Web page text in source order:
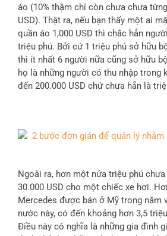
áo (10% thậm chí còn chưa chưa
USD). Thật ra, nếu bạn thấy một ai
quần áo 1,000 USD thì chắc hẳn
triệu phú. Bởi cứ 1 triệu phú sở hữu
thì ít nhất 6 người nữa cũng sở hữu
họ là những người có thu nhập trong
đến 200.000 USD chứ chưa hẳn là
Ngoài ra, hơn một nửa triệu phú
30.000 USD cho một chiếc xe hơi.
Mercedes được bán ở Mỹ trong năm
nước này, có đến khoảng hơn 3,5
Điều này có nghĩa là những gia đình